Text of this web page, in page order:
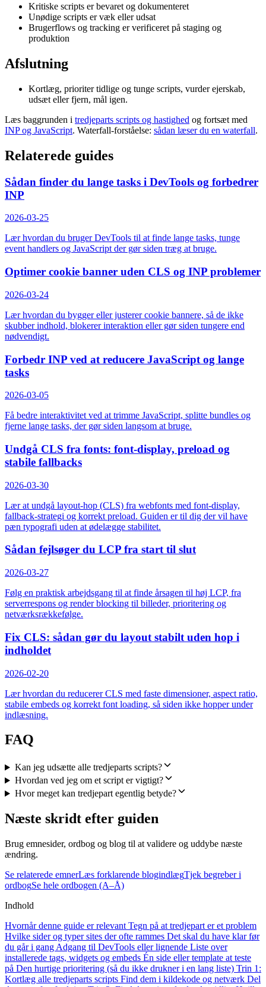
Kritiske scripts er bevaret og dokumenteret
Unødige scripts er væk eller udsat
Brugerflows og tracking er verificeret på staging og
produktion
Afslutning
Kortlæg, prioriter tidlige og tunge scripts, vurder ejerskab,
udsæt eller fjern, mål igen.
Læs baggrunden i tredjeparts scripts og hastighed og fortsæt med
INP og JavaScript. Waterfall-forståelse: sådan læser du en waterfall.
Relaterede guides
Sådan finder du lange tasks i DevTools og forbedrer
INP
2026-03-25
Lær hvordan du bruger DevTools til at finde lange tasks, tunge
event handlers og JavaScript der gør siden træg at bruge.
Optimer cookie banner uden CLS og INP problemer
2026-03-24
Lær hvordan du bygger eller justerer cookie bannere, så de ikke
skubber indhold, blokerer interaktion eller gør siden tungere end
nødvendigt.
Forbedr INP ved at reducere JavaScript og lange
tasks
2026-03-05
Få bedre interaktivitet ved at trimme JavaScript, splitte bundles og
fjerne lange tasks, der gør siden langsom at bruge.
Undgå CLS fra fonts: font-display, preload og
stabile fallbacks
2026-03-30
Lær at undgå layout-hop (CLS) fra webfonts med font-display,
fallback-strategi og korrekt preload. Guiden er til dig der vil have
pæn typografi uden at ødelægge stabilitet.
Sådan fejlsøger du LCP fra start til slut
2026-03-27
Følg en praktisk arbejdsgang til at finde årsagen til høj LCP, fra
serverrespons og render blocking til billeder, prioritering og
netværksrækkefølge.
Fix CLS: sådan gør du layout stabilt uden hop i
indholdet
2026-02-20
Lær hvordan du reducerer CLS med faste dimensioner, aspect ratio,
stabile embeds og korrekt font loading, så siden ikke hopper under
indlæsning.
FAQ
Kan jeg udsætte alle tredjeparts scripts?
Hvordan ved jeg om et script er vigtigt?
Hvor meget kan tredjepart egentlig betyde?
Næste skridt efter guiden
Brug emnesider, ordbog og blog til at validere og uddybe næste
ændring.
Se relaterede emnerLæs forklarende blogindlægTjek begreber i
ordbogSe hele ordbogen (A–Å)
Indhold
Hvornår denne guide er relevant Tegn på at tredjepart er et problem
Hvilke sider og typer sites der ofte rammes Det skal du have klar før
du går i gang Adgang til DevTools eller lignende Liste over
installerede tags, widgets og embeds Én side eller template at teste
på Den hurtige prioritering (så du ikke drukner i en lang liste) Trin 1:
Kortlæg alle tredjeparts scripts Find dem i kildekode og netværk Del